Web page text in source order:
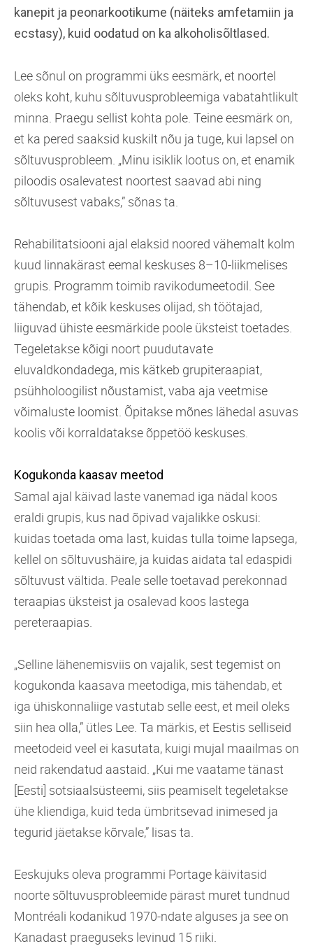
kanepit ja peonarkootikume (näiteks amfetamiin ja
ecstasy), kuid oodatud on ka alkoholi­sõltlased.
Lee sõnul on programmi üks eesmärk, et noortel
oleks koht, kuhu sõltuvusprobleemiga vabatahtlikult
minna. Praegu sellist kohta pole. Teine eesmärk on,
et ka pered saaksid kuskilt nõu ja tuge, kui lapsel on
sõltuvusprobleem. „Minu isiklik lootus on, et enamik
piloodis osalevatest noortest saavad abi ning
sõltuvusest vabaks,” sõnas ta.
Rehabilitatsiooni ajal elaksid noored vähemalt kolm
kuud linnakärast eemal keskuses 8–10-liikmelises
grupis. Programm toimib ravikodu­meetodil. See
tähendab, et kõik keskuses olijad, sh töötajad,
liiguvad ühiste eesmärkide poole üksteist toetades.
Tegeletakse kõigi noort puudutavate
eluvaldkondadega, mis kätkeb grupiteraapiat,
psühho­loogilist nõustamist, vaba aja veetmise
võimaluste loomist. Õpitakse mõnes lähedal asuvas
koolis või korraldatakse õppetöö keskuses.
Kogukonda kaasav meetod
Samal ajal käivad laste vanemad iga nädal koos
eraldi grupis, kus nad õpivad vajalikke oskusi:
kuidas toetada oma last, kuidas tulla toime lapsega,
kellel on sõltuvushäire, ja kuidas aidata tal edaspidi
sõltuvust vältida. Peale selle toetavad perekonnad
teraapias üksteist ja osalevad koos lastega
pereteraapias.
„Selline lähenemisviis on vajalik, sest tegemist on
kogukonda kaasava meetodiga, mis tähendab, et
iga ühiskonnaliige vastutab selle eest, et meil oleks
siin hea olla,” ütles Lee. Ta märkis, et Eestis selliseid
meetodeid veel ei kasutata, kuigi mujal maailmas on
neid rakendatud aastaid. „Kui me vaatame tänast
[Eesti] sotsiaalsüsteemi, siis peamiselt tegeletakse
ühe kliendiga, kuid teda ümbritsevad inimesed ja
tegurid jäetakse kõrvale,” lisas ta.
Eeskujuks oleva ­programmi Portage käivitasid
noorte sõltuvusprobleemide pärast muret tundnud
Montréali kodanikud 1970-ndate alguses ja see on
Kanadast praeguseks levinud 15 riiki.